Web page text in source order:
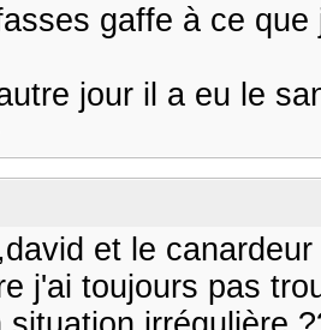
gaffe à ce
jour il a eu le
et le
j'ai toujours pas